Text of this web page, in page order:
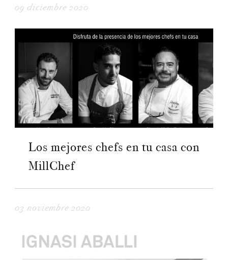
09 diciembre 2020
Los mejores chefs en tu casa con
MillChef
03 noviembre 2020